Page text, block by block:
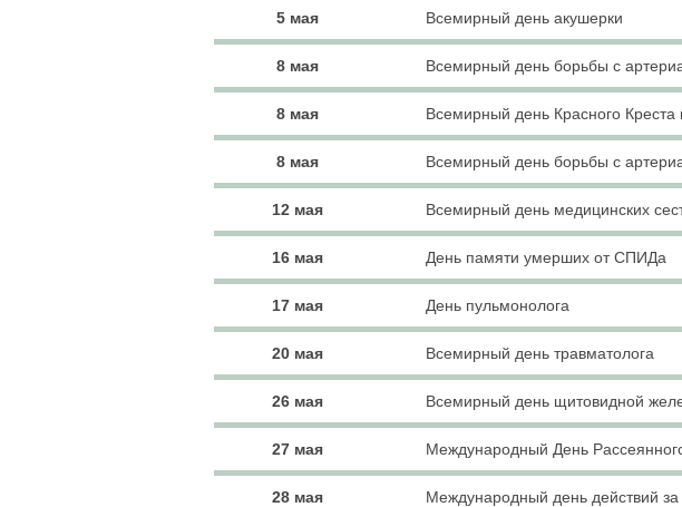
5 мая Всемирный день акушерки
8 мая Всемирный день борьбы с
8 мая Всемирный день Красного
8 мая Всемирный день борьбы с
12 мая Всемирный день медицинских
16 мая День памяти умерших от СПИДа
17 мая День пульмонолога
20 мая Всемирный день травматолога
26 мая Всемирный день щитовидной
27 мая Международный День
28 мая Международный день действий за